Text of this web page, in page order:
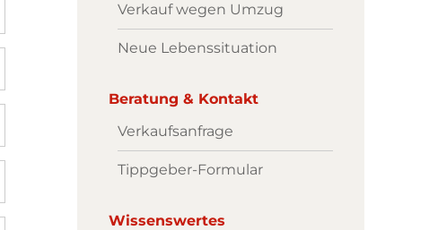
Verkauf wegen Umzug
Neue Lebenssituation
Beratung & Kontakt
Verkaufsanfrage
Tippgeber-Formular
Wissenswertes